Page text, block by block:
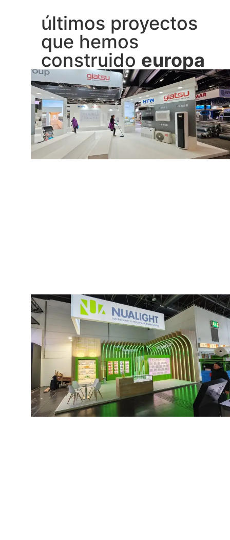
últimos proyectos
que hemos
construido europa